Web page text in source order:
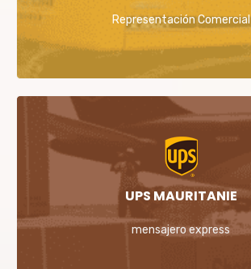
Representación Comercial
UPS MAURITANIE
mensajero express